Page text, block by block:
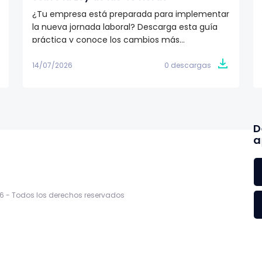
¿Tu empresa está preparada para implementar
la nueva jornada laboral? Descarga esta guía
práctica y conoce los cambios más
calendario de implementación y las acciones
14/07/2026 0 descargas
- Todos los derechos reservados